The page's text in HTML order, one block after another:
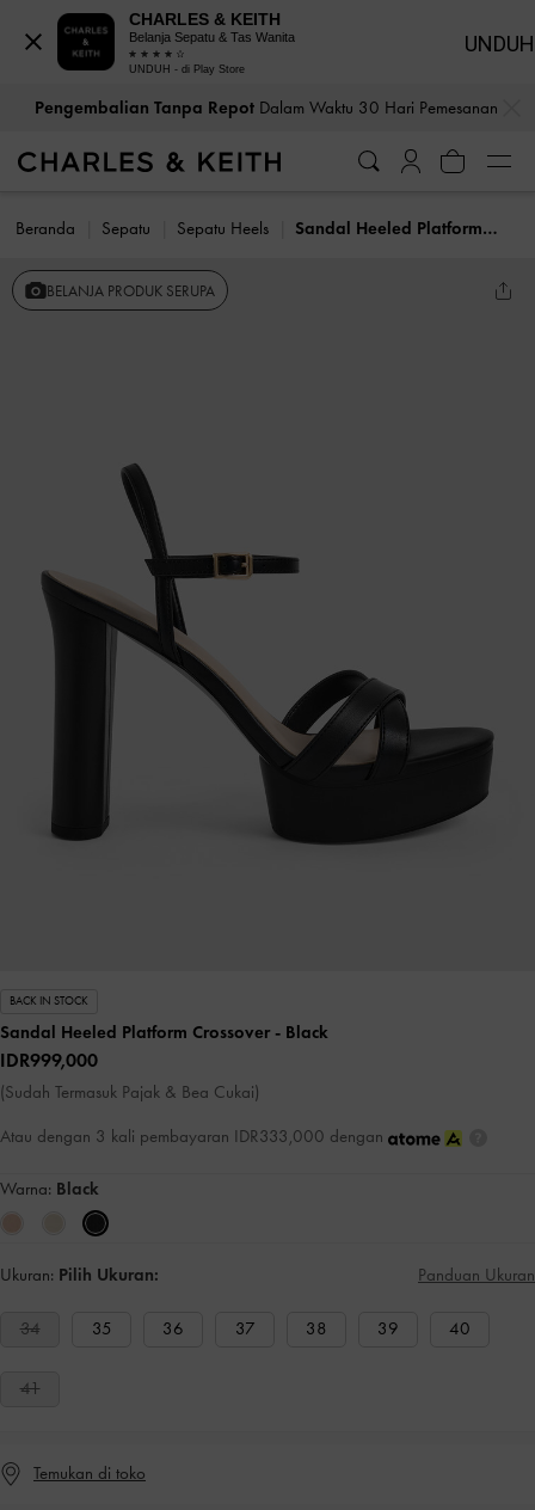
Pengembalian Tanpa RepotDalam Waktu 30 Hari Pemesanan
Beranda Sepatu Sepatu Heels Sandal Heeled Platform Crossover
BELANJA PRODUK SERUPA
BACK IN STOCK
Sandal Heeled Platform Crossover - Black
IDR999,000
(Sudah Termasuk Pajak & Bea Cukai)
Atau dengan 3 kali pembayaran IDR333,000 dengan
Warna: Black
Ukuran: Pilih Ukuran: Panduan Ukuran
34 35 36 37 38 39 40
41
Temukan di toko
CHARLES & KEITH
Belanja Sepatu & Tas Wanita
UNDUH - di Play Store
UNDUH